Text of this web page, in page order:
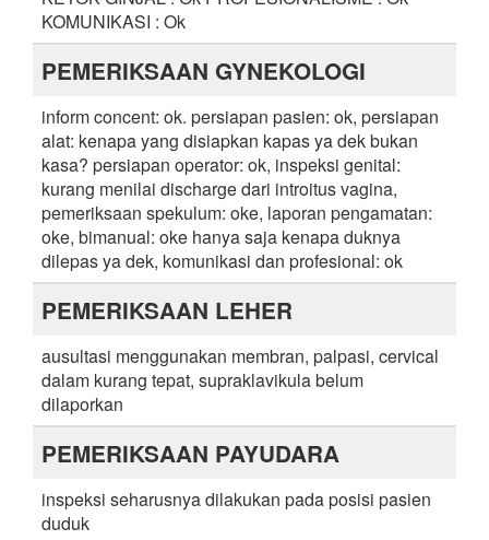
KOMUNIKASI : Ok
PEMERIKSAAN GYNEKOLOGI
inform concent: ok. persiapan pasien: ok, persiapan
alat: kenapa yang disiapkan kapas ya dek bukan
kasa? persiapan operator: ok, inspeksi genital:
kurang menilai discharge dari introitus vagina,
pemeriksaan spekulum: oke, laporan pengamatan:
oke, bimanual: oke hanya saja kenapa duknya
dilepas ya dek, komunikasi dan profesional: ok
PEMERIKSAAN LEHER
ausultasi menggunakan membran, palpasi, cervical
dalam kurang tepat, supraklavikula belum
dilaporkan
PEMERIKSAAN PAYUDARA
inspeksi seharusnya dilakukan pada posisi pasien
duduk